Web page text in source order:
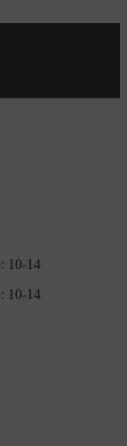
10-14
10-14